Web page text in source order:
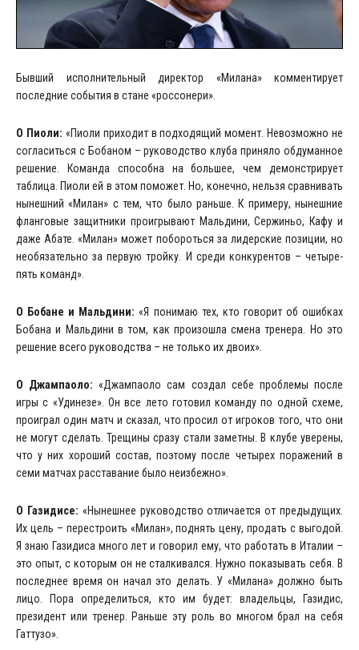
Бывший исполнительный директор «Милана» комментирует
последние события в стане «россонери».
О Пиоли: «Пиоли приходит в подходящий момент. Невозможно не
согласиться с Бобаном – руководство клуба приняло обдуманное
решение. Команда способна на большее, чем демонстрирует
таблица. Пиоли ей в этом поможет. Но, конечно, нельзя сравнивать
нынешний «Милан» с тем, что было раньше. К примеру, нынешние
фланговые защитники проигрывают Мальдини, Сержиньо, Кафу и
даже Абате. «Милан» может побороться за лидерские позиции, но
необязательно за первую тройку. И среди конкурентов – четыре-
пять команд».
О Бобане и Мальдини: «Я понимаю тех, кто говорит об ошибках
Бобана и Мальдини в том, как произошла смена тренера. Но это
решение всего руководства – не только их двоих».
О Джампаоло: «Джампаоло сам создал себе проблемы после
игры с «Удинезе». Он все лето готовил команду по одной схеме,
проиграл один матч и сказал, что просил от игроков того, что они
не могут сделать. Трещины сразу стали заметны. В клубе уверены,
что у них хороший состав, поэтому после четырех поражений в
семи матчах расставание было неизбежно».
О Газидисе: «Нынешнее руководство отличается от предыдущих.
Их цель – перестроить «Милан», поднять цену, продать с выгодой.
Я знаю Газидиса много лет и говорил ему, что работать в Италии –
это опыт, с которым он не сталкивался. Нужно показывать себя. В
последнее время он начал это делать. У «Милана» должно быть
лицо. Пора определиться, кто им будет: владельцы, Газидис,
президент или тренер. Раньше эту роль во многом брал на себя
Гаттузо».